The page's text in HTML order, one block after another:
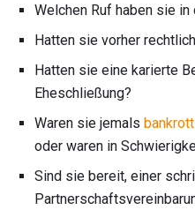
Welchen Ruf haben sie in
Hatten sie vorher
Hatten sie eine karierte
Eheschließung?
Waren sie jemals bankrott
oder waren in
Sind sie bereit, einer